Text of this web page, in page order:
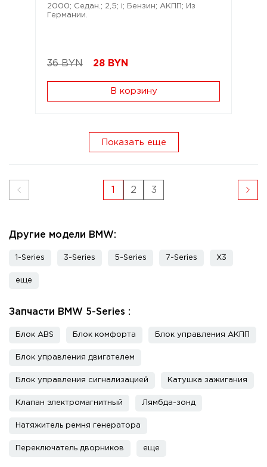
2000; Седан.; 2,5; i; Бензин; АКПП; Из
Германии.
36 BYN 28 BYN
В корзину
Показать еще
1 2 3
Другие модели BMW:
1-Series 3-Series 5-Series 7-Series X3
еще
Запчасти BMW 5-Series :
Блок ABS Блок комфорта Блок управления АКПП
Блок управления двигателем
Блок управления сигнализацией Катушка зажигания
Клапан электромагнитный Лямбда-зонд
Натяжитель ремня генератора
Переключатель дворников еще